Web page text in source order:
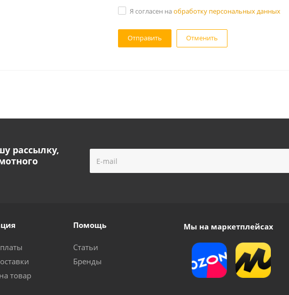
Я согласен на обработку персональных данных
Отменить
рассылку,
товар
Помощь
Статьи
Бренды
Мы на маркетплейсах